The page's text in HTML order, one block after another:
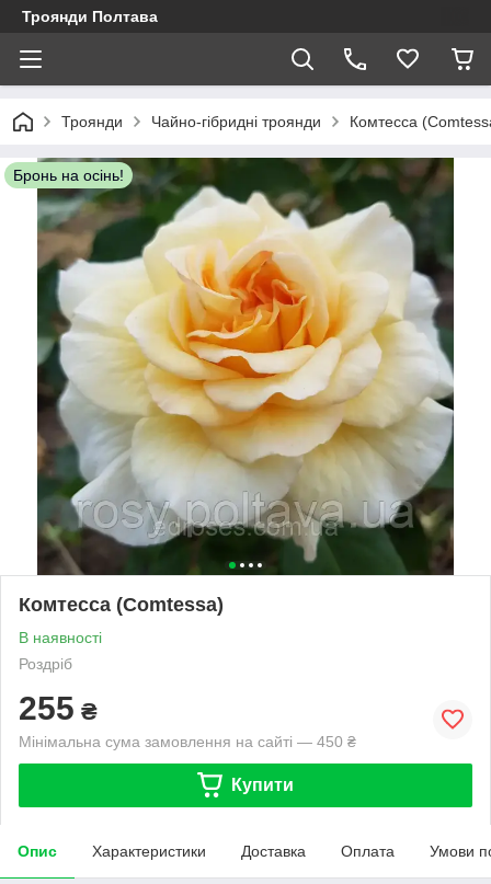
Троянди Полтава
Троянди Чайно-гібридні троянди Комтесса
Бронь на осінь!
Комтесса (Comtessa)
В наявності
Роздріб
255 ₴
Мінімальна сума замовлення на сайті — 450 ₴
Купити
Опис Характеристики Доставка Оплата Умови